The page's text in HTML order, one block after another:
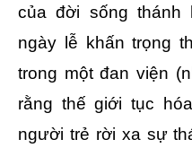
của đời sống
ngày lễ khấn trọng
trong một đan viện
rằng thế giới tục
người trẻ rời xa sự